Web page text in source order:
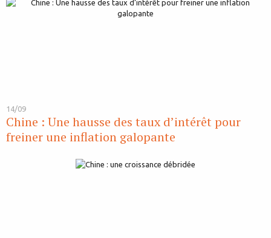
14/09
Chine : Une hausse des taux d’intérêt pour
freiner une inflation galopante